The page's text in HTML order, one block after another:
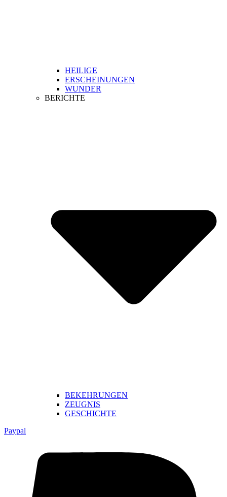
HEILIGE
ERSCHEINUNGEN
WUNDER
BERICHTE
BEKEHRUNGEN
ZEUGNIS
GESCHICHTE
Paypal